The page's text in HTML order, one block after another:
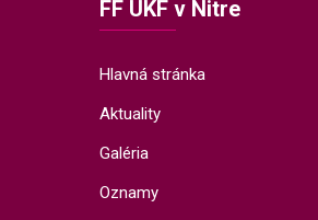
FF UKF v Nitre
Hlavná stránka
Aktuality
Galéria
Oznamy